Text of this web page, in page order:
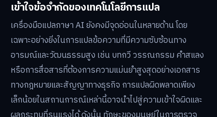
เข้าใจข้อจำกัดของเทคโนโลยีการแปล
เครื่องมือแปลภาษา AI ยังคงมีจุดอ่อนในหลายด้าน โดย
เฉพาะอย่างยิ่งในการแปลข้อความที่มีความซับซ้อนทาง
อารมณ์และวัฒนธรรมสูง เช่น บทกวี วรรณกรรม คำสแลง
หรือการสื่อสารที่ต้องการความแม่นยำสูงสุดอย่างเอกสาร
ทางกฎหมายและสัญญาทางธุรกิจ การแปลผิดพลาดเพียง
เล็กน้อยในสถานการณ์เหล่านี้อาจนำไปสู่ความเข้าใจผิดและ